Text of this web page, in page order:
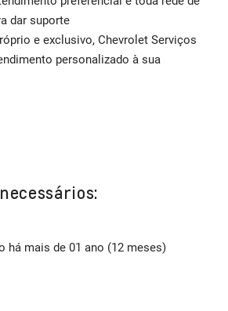
dar suporte
e exclusivo, Chevrolet Serviços
personalizado à sua
há mais de 01 ano (12 meses)